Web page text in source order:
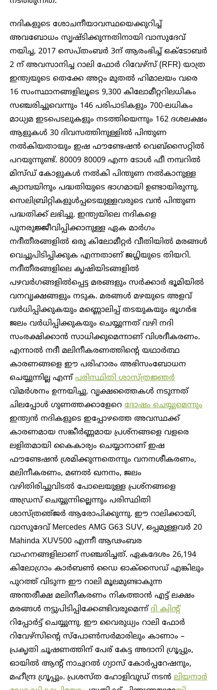
നദികളുടെ ശോചനീയാവസ്ഥയെക്കുറിച്ച്
അവബോധം സൃഷ്ടിക്കുന്നതിനായി വാസുദേവ്
നയിച്ച, 2017 സെപ്തംബർ 3ന് ആരംഭിച്ച് ഒക്ടോബർ
2 ന് അവസാനിച്ച റാലി ഫോർ റിവേഴ്‌സ് (RFR) യാത്ര
ഇന്ത്യയുടെ തെക്കേ അറ്റം മുതൽ ഹിമാലയം വരെ
16 സംസ്ഥാനങ്ങളിലൂടെ 9,300 കിലോമീറ്ററിലധികം
സഞ്ചരിച്ചുവെന്നും ‌146 പരിപാടികളും 700-ലധികം
മാധ്യമ ഇടപെടലുകളും നടത്തിയെന്നും 162 ദശലക്ഷം
ആളുകൾ 30 ദിവസത്തിനുള്ളിൽ പിന്തുണ
നൽകിയതായും ഇഷ ഫൗണ്ടേഷൻ വെബ്സൈറ്റിൽ
പറയുന്നുണ്ട്. 80009 80009 എന്ന ടോൾ ഫീ നമ്പറിൽ
മിസ്‌ഡ് കോളുകൾ നൽകി പിന്തുണ നൽകാനുള്ള
ക്യാമ്പയിനും പദ്ധതിയുടെ ഭാഗമായി ഉണ്ടായിരുന്നു.
സെലിബ്രിറ്റികളുൾപ്പടെയുള്ളവരുടെ വൻ പിന്തുണ
പദ്ധതിക്ക് ലഭിച്ചു. ഇന്ത്യയിലെ നദികളെ
പുനരുജ്ജീവിപ്പിക്കാനുള്ള ഏക മാർഗം
നദീതീരങ്ങളിൽ ഒരു കിലോമീറ്റർ വീതിയിൽ മരങ്ങൾ
വെച്ചുപിടിപ്പിക്കുക എന്നതാണ് ജഗ്ഗിയുടെ തിയറി.
നദീതീരങ്ങളിലെ കൃഷിയിടങ്ങളിൽ
പഴവർഗങ്ങളിൽപ്പെട്ട മരങ്ങളും സർക്കാർ ഭൂമിയിൽ
വനവൃക്ഷങ്ങളും നടുക. മരങ്ങൾ മഴയുടെ അളവ്
വർധിപ്പിക്കുകയും മണ്ണൊലിപ്പ് തടയുകയും ഭൂഗർഭ
ജലം വർധിപ്പിക്കുകയും ചെയ്യുന്നത് വഴി നദി
സംരക്ഷിക്കാൻ സാധിക്കുമെന്നാണ് വിശദീകരണം.
എന്നാൽ നദീ മലിനീകരണത്തിന്റെ യഥാർത്ഥ
കാരണങ്ങളെ ഈ പരിഹാരം അഭിസംബോധന
ചെയ്യുന്നില്ല എന്ന് പരിസ്ഥിതി ശാസ്ത്രജ്ഞർ
വിമർശനം ഉന്നയിച്ചു. വ‍ൃക്ഷത്തൈകൾ നടുന്നത്
ചിലപ്പോൾ ഗുണത്തക്കാളേറെ ദോഷം ചെയ്യുമെന്നും
ഇന്ത്യൻ‌ നദികളുടെ ഇപ്പോഴത്തെ അവസ്ഥക്ക്
കാരണമായ സങ്കീർണ്ണമായ പ്രശ്നങ്ങളെ വളരെ
ലളിതമായി കൈകാര്യം ചെയ്യാനാണ് ഇഷ
ഫൗണ്ടേഷൻ ശ്രമിക്കുന്നതെന്നും വനനശീകരണം,
മലിനീകരണം, മണൽ ഖനനം, ജലം
വഴിതിരിച്ചുവിടൽ പോലെയുള്ള പ്രശ്നങ്ങളെ
അഡ്രസ് ചെയ്യുന്നില്ലെന്നും പരിസ്ഥിതി
ശാസ്ത്രഞ്‍ജർ ആരോപിക്കുന്നു. ഈ റാലിക്കായി,
വാസുദേവ് Mercedes AMG G63 SUV, ഒപ്പമുള്ളവർ 20
Mahinda XUV500 എന്നീ ആഢംബര
വാഹനങ്ങളിലാണ് സഞ്ചരിച്ചത്. ഏകദേശം 26,194
കിലോഗ്രാം കാർബൺ ഡൈ ഓക്സൈഡ് എങ്കിലും
പുറത്ത് വിടുന്ന ഈ റാലി മൂലമുണ്ടാകുന്ന
അന്തരീക്ഷ മലിനീകരണം നികത്താൻ എട്ട് ലക്ഷം
മരങ്ങൾ നട്ടുപിടിപ്പിക്കേണ്ടിവരുമെന്ന് ദി ക്വിൻ്റ്
റിപ്പോർട്ട് ചെയ്യുന്നു. ഈ വൈരുധ്യം റാലി ഫോർ
റിവേഴ്സിന്റെ സ്പോൺസർമാരിലും കാണാം –
പ്രക‍ൃതി ചൂഷണത്തിന് പേര് കേട്ട അദാനി ഗ്രൂപ്പും,
ഓയിൽ ആന്റ് നാച്വറൽ ഗ്യാസ് കോർപ്പറേഷനും,
മഹീന്ദ്ര ഗ്രൂപ്പും. പ്രശസ്ത ഹോളിവു‍ഡ് നടൻ ലിയനാർ